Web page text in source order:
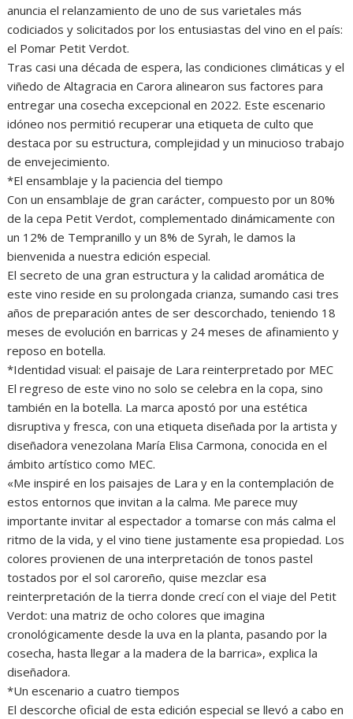
anuncia el relanzamiento de uno de sus varietales más
codiciados y solicitados por los entusiastas del vino en el país:
el Pomar Petit Verdot.
Tras casi una década de espera, las condiciones climáticas y el
viñedo de Altagracia en Carora alinearon sus factores para
entregar una cosecha excepcional en 2022. Este escenario
idóneo nos permitió recuperar una etiqueta de culto que
destaca por su estructura, complejidad y un minucioso trabajo
de envejecimiento.
*El ensamblaje y la paciencia del tiempo
Con un ensamblaje de gran carácter, compuesto por un 80%
de la cepa Petit Verdot, complementado dinámicamente con
un 12% de Tempranillo y un 8% de Syrah, le damos la
bienvenida a nuestra edición especial.
El secreto de una gran estructura y la calidad aromática de
este vino reside en su prolongada crianza, sumando casi tres
años de preparación antes de ser descorchado, teniendo 18
meses de evolución en barricas y 24 meses de afinamiento y
reposo en botella.
*Identidad visual: el paisaje de Lara reinterpretado por MEC
El regreso de este vino no solo se celebra en la copa, sino
también en la botella. La marca apostó por una estética
disruptiva y fresca, con una etiqueta diseñada por la artista y
diseñadora venezolana María Elisa Carmona, conocida en el
ámbito artístico como MEC.
«Me inspiré en los paisajes de Lara y en la contemplación de
estos entornos que invitan a la calma. Me parece muy
importante invitar al espectador a tomarse con más calma el
ritmo de la vida, y el vino tiene justamente esa propiedad. Los
colores provienen de una interpretación de tonos pastel
tostados por el sol caroreño, quise mezclar esa
reinterpretación de la tierra donde crecí con el viaje del Petit
Verdot: una matriz de ocho colores que imagina
cronológicamente desde la uva en la planta, pasando por la
cosecha, hasta llegar a la madera de la barrica», explica la
diseñadora.
*Un escenario a cuatro tiempos
El descorche oficial de esta edición especial se llevó a cabo en